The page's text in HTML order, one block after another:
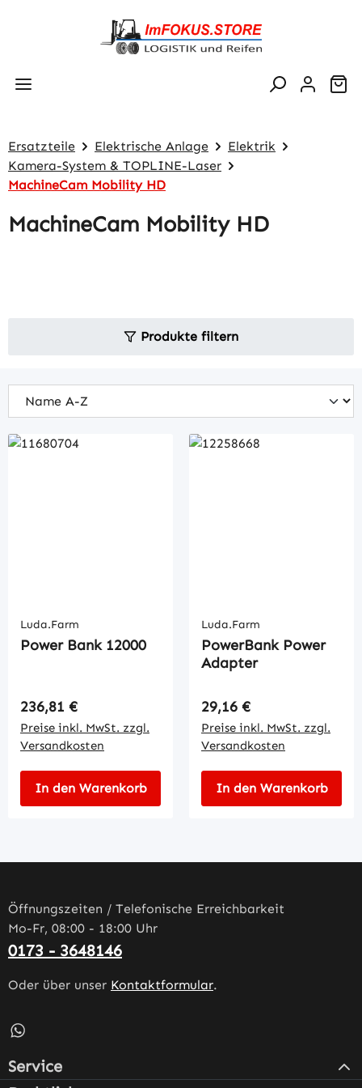
Zum Hauptinhalt springen
Ersatzteile Elektrische Anlage
Elektrik
Kamera-System & TOPLINE-Laser
MachineCam Mobility HD
MachineCam Mobility HD
Produkte filtern
Luda.Farm
Power Bank 12000
Regulärer Preis:
236,81 €
Preise inkl. MwSt. zzgl.
Versandkosten
In den Warenkorb
Luda.Farm
PowerBank Power
Adapter
Regulärer Preis:
29,16 €
Preise inkl. MwSt. zzgl.
Versandkosten
In den Warenkorb
Öffnungszeiten / Telefonische Erreichbarkeit
Mo-Fr, 08:00 - 18:00 Uhr
0173 - 3648146
Oder über unser Kontaktformular.
Schreib uns auf WhatsApp – öffnet in neuem Tab
Service